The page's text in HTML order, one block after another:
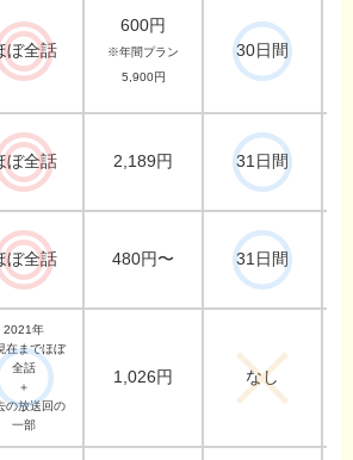
ぼ全話
600円
※年間プラン
5,900円
30日間
ぼ全話 2,189円 31日間
ぼ全話 480円〜 31日間
2021年
在までほぼ
全話
＋
の放送回の
一部
1,026円 なし